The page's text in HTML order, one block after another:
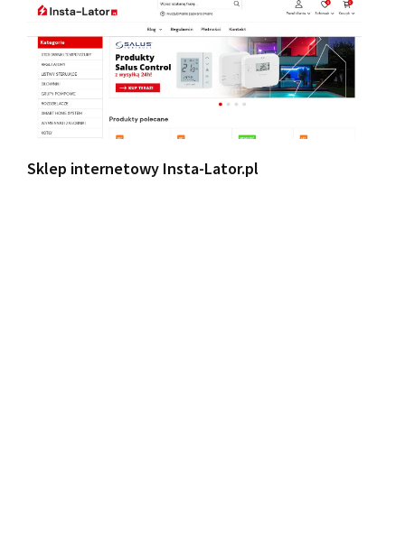
Sklep internetowy Insta-Lator.pl